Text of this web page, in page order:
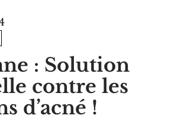
: Solution
contre les
d’acné !